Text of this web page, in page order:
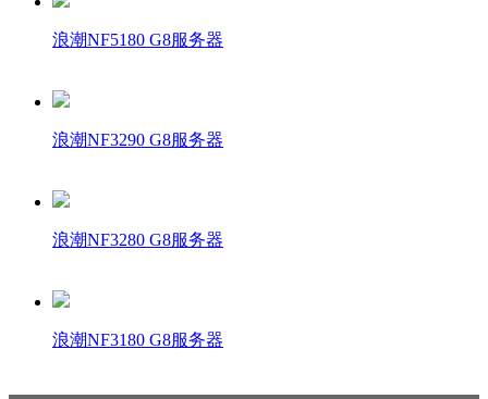
浪潮NF5180 G8服务器
浪潮NF3290 G8服务器
浪潮NF3280 G8服务器
浪潮NF3180 G8服务器